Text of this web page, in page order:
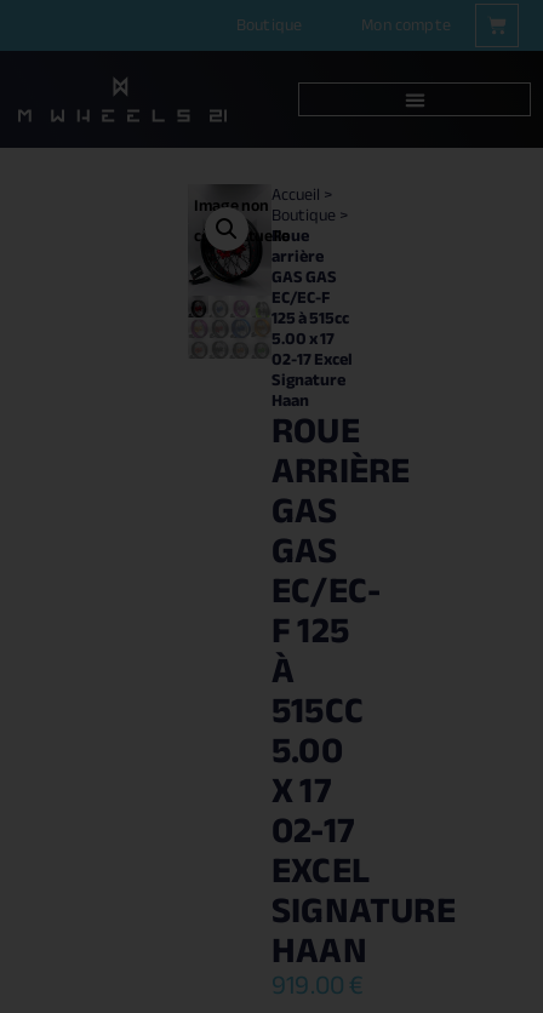
Boutique Mon compte
Image non
contractuelle
Accueil>
Boutique>
Roue
arrière
GAS GAS
EC/EC-F
125 à 515cc
5.00 x 17
02-17 Excel
Signature
Haan
ROUE
ARRIÈRE
GAS
GAS
EC/EC-
F 125
À
515CC
5.00
X 17
02-17
EXCEL
SIGNATURE
HAAN
919.00€